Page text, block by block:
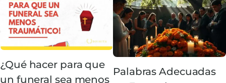
¿Qué hacer para que
un funeral sea menos
Palabras Adecuadas